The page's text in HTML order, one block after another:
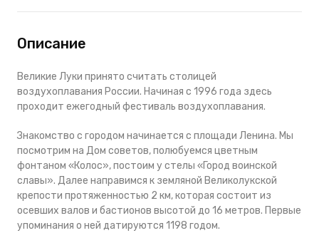
Описание
Великие Луки принято считать столицей
воздухоплавания России. Начиная с 1996 года здесь
проходит ежегодный фестиваль воздухоплавания.
Знакомство с городом начинается с площади Ленина. Мы
посмотрим на Дом советов, полюбуемся цветным
фонтаном «Колос», постоим у стелы «Город воинской
славы». Далее направимся к земляной Великолукской
крепости протяженностью 2 км, которая состоит из
осевших валов и бастионов высотой до 16 метров. Первые
упоминания о ней датируются 1198 годом.